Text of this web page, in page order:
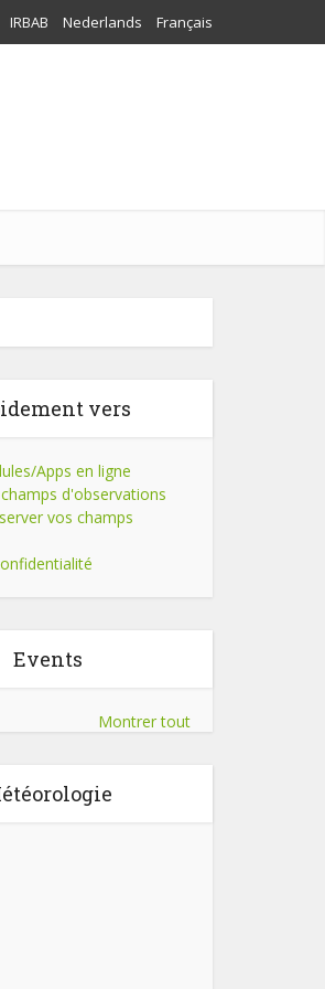
IRBAB Nederlands Français
vers
Apps en ligne
d'observations
vos champs
Events
Montrer tout